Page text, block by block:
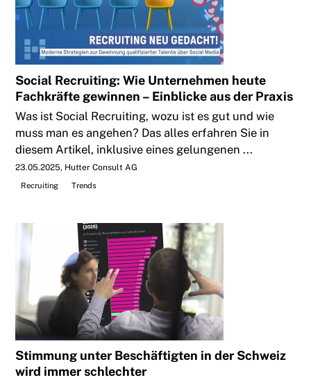
Social Recruiting: Wie Unternehmen heute
Fachkräfte gewinnen – Einblicke aus der Praxis
Was ist Social Recruiting, wozu ist es gut und wie
muss man es angehen? Das alles erfahren Sie in
diesem Artikel, inklusive eines gelungenen ...
23.05.2025 Hutter Consult AG
Recruiting
Trends
Stimmung unter Beschäftigten in der Schweiz
wird immer schlechter